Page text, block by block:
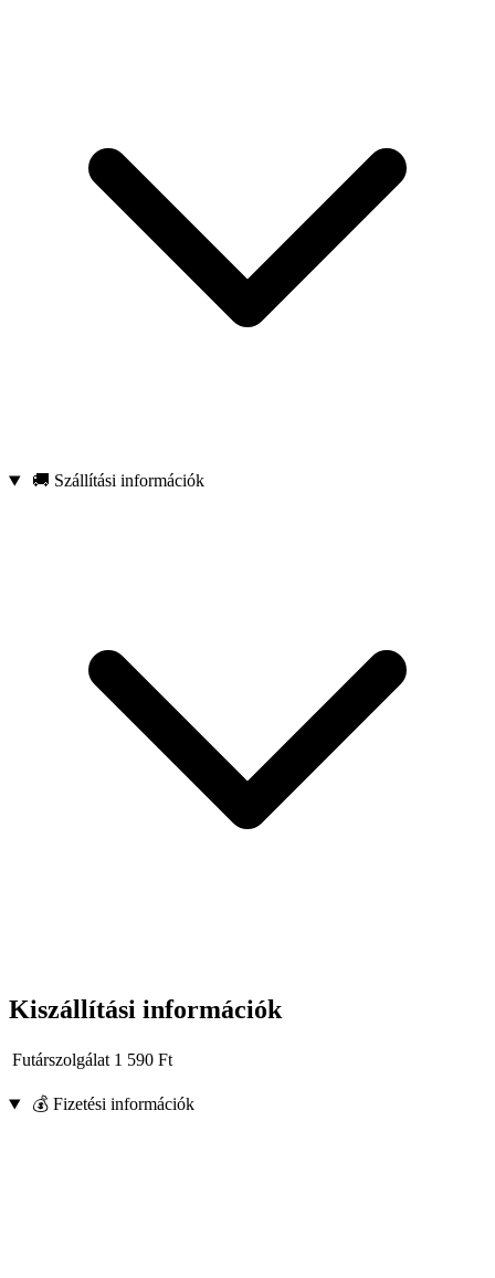
🚚 Szállítási információk
Kiszállítási információk
Futárszolgálat 1 590 Ft
💰 Fizetési információk